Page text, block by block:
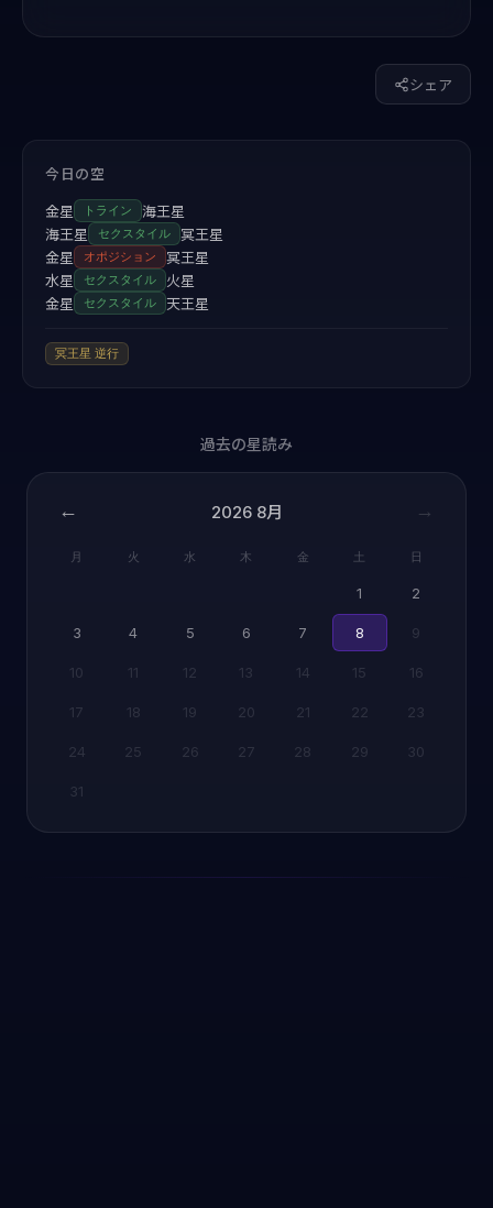
シェア
今日の空
金星
トライン
海王星
海王星
セクスタイル
冥王星
金星
オポジション
冥王星
水星
セクスタイル
火星
金星
セクスタイル 天王星
冥王星 逆行
過去の星読み
← 2026 8月 →
月 火 水 木 金 土 日
1 2
3 4 5 6 7 8 9
10 11 12 13 14 15 16
17 18 19 20 21 22 23
24 25 26 27 28 29 30
31